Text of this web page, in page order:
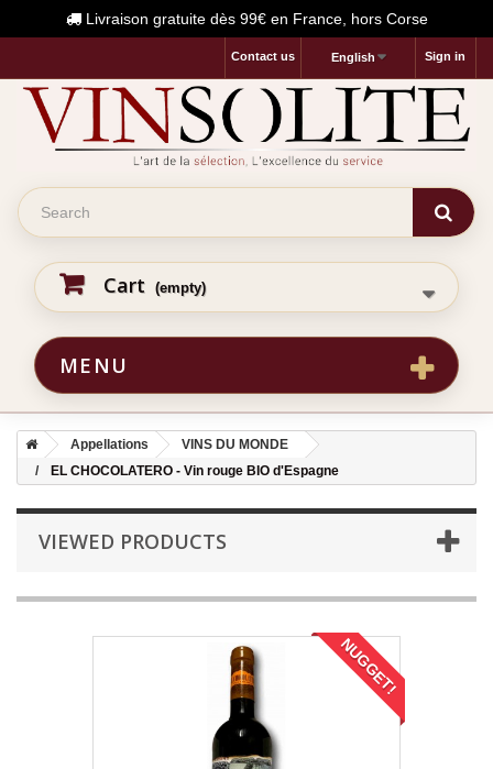
Livraison gratuite dès 99€ en France, hors Corse
Sign in
English
Contact us
Cart (empty)
MENU
Appellations
VINS DU MONDE
EL CHOCOLATERO - Vin rouge BIO d'Espagne
VIEWED PRODUCTS
NUGGET!